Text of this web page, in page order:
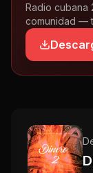
Radio cubana
comunidad —